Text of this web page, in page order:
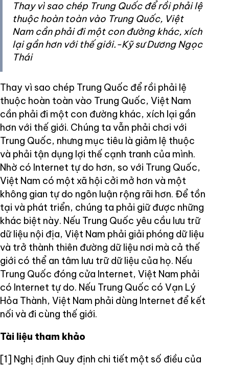
Thay vì sao chép Trung Quốc để rồi phải lệ
thuộc hoàn toàn vào Trung Quốc, Việt
Nam cần phải đi một con đường khác, xích
lại gần hơn với thế giới.-Kỹ sư Dương Ngọc
Thái
Thay vì sao chép Trung Quốc để rồi phải lệ
thuộc hoàn toàn vào Trung Quốc, Việt Nam
cần phải đi một con đường khác, xích lại gần
hơn với thế giới. Chúng ta vẫn phải chơi với
Trung Quốc, nhưng mục tiêu là giảm lệ thuộc
và phải tận dụng lợi thế cạnh tranh của mình.
Nhờ có Internet tự do hơn, so với Trung Quốc,
Việt Nam có một xã hội cởi mở hơn và một
không gian tự do ngôn luận rộng rãi hơn. Để tồn
tại và phát triển, chúng ta phải giữ được những
khác biệt này. Nếu Trung Quốc yêu cầu lưu trữ
dữ liệu nội địa, Việt Nam phải giải phóng dữ liệu
và trở thành thiên đường dữ liệu nơi mà cả thế
giới có thể an tâm lưu trữ dữ liệu của họ. Nếu
Trung Quốc đóng cửa Internet, Việt Nam phải
có Internet tự do. Nếu Trung Quốc có Vạn Lý
Hỏa Thành, Việt Nam phải dùng Internet để kết
nối và đi cùng thế giới.
Tài liệu tham khảo
[1] Nghị định Quy định chi tiết một số điều của